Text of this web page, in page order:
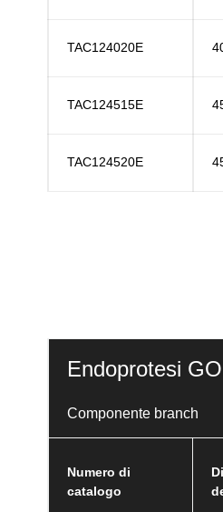
TAC124020E
TAC124515E
TAC124520E
Endoprotesi
Componente branch
Numero di
catalogo